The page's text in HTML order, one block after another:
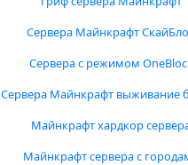
Сервера Майнкрафт
Сервера с режимом
Сервера Майнкрафт выживание
Майнкрафт хардкор
Майнкрафт сервера с